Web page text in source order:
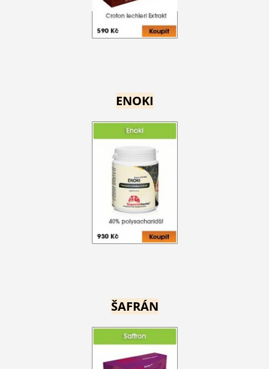
ENOKI
ŠAFRÁN